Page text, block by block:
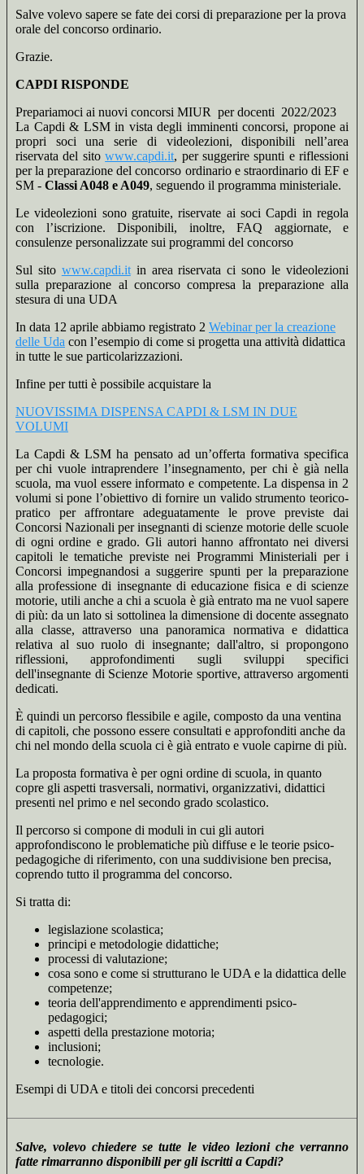
Salve volevo sapere se fate dei corsi di preparazione per la prova
orale del concorso ordinario.
Grazie.
CAPDI RISPONDE
Prepariamoci ai nuovi concorsi MIUR per docenti 2022/2023
La Capdi & LSM in vista degli imminenti concorsi, propone ai
propri soci una serie di videolezioni, disponibili nell’area
riservata del sitowww.capdi.it, per suggerire spunti e riflessioni
per la preparazione del concorso ordinario e straordinario di EF e
SM - Classi A048 e A049, seguendo il programma ministeriale.
Le videolezioni sono gratuite, riservate ai soci Capdi in regola
con l’iscrizione. Disponibili, inoltre, FAQ aggiornate, e
consulenze personalizzate sui programmi del concorso
Sul sito www.capdi.itin area riservata ci sono le videolezioni
sulla preparazione al concorso compresa la preparazione alla
stesura di una UDA
In data 12 aprile abbiamo registrato 2 Webinar per la creazione
delle Uda con l’esempio di come si progetta una attività didattica
in tutte le sue particolarizzazioni.
Infine per tutti è possibile acquistare la
NUOVISSIMA DISPENSA CAPDI & LSM IN DUE
VOLUMI
La Capdi & LSM ha pensato ad un’offerta formativa specifica
per chi vuole intraprendere l’insegnamento, per chi è già nella
scuola, ma vuol essere informato e competente. La dispensa in 2
volumi si pone l’obiettivo di fornire un valido strumento teorico-
pratico per affrontare adeguatamente le prove previste dai
Concorsi Nazionali per insegnanti di scienze motorie delle scuole
di ogni ordine e grado. Gli autori hanno affrontato nei diversi
capitoli le tematiche previste nei Programmi Ministeriali per i
Concorsi impegnandosi a suggerire spunti per la preparazione
alla professione di insegnante di educazione fisica e di scienze
motorie, utili anche a chi a scuola è già entrato ma ne vuol sapere
di più: da un lato si sottolinea la dimensione di docente assegnato
alla classe, attraverso una panoramica normativa e didattica
relativa al suo ruolo di insegnante; dall'altro, si propongono
riflessioni, approfondimenti sugli sviluppi specifici
dell'insegnante di Scienze Motorie sportive, attraverso argomenti
dedicati.
È quindi un percorso flessibile e agile, composto da una ventina
di capitoli, che possono essere consultati e approfonditi anche da
chi nel mondo della scuola ci è già entrato e vuole capirne di più.
La proposta formativa è per ogni ordine di scuola, in quanto
copre gli aspetti trasversali, normativi, organizzativi, didattici
presenti nel primo e nel secondo grado scolastico.
Il percorso si compone di moduli in cui gli autori
approfondiscono le problematiche più diffuse e le teorie psico-
pedagogiche di riferimento, con una suddivisione ben precisa,
coprendo tutto il programma del concorso.
Si tratta di:
legislazione scolastica;
principi e metodologie didattiche;
processi di valutazione;
cosa sono e come si strutturano le UDA e la didattica delle
competenze;
teoria dell'apprendimento e apprendimenti psico-
pedagogici;
aspetti della prestazione motoria;
inclusioni;
tecnologie.
Esempi di UDA e titoli dei concorsi precedenti
Salve, volevo chiedere se tutte le video lezioni che verranno
fatte rimarranno disponibili per gli iscritti a Capdi?